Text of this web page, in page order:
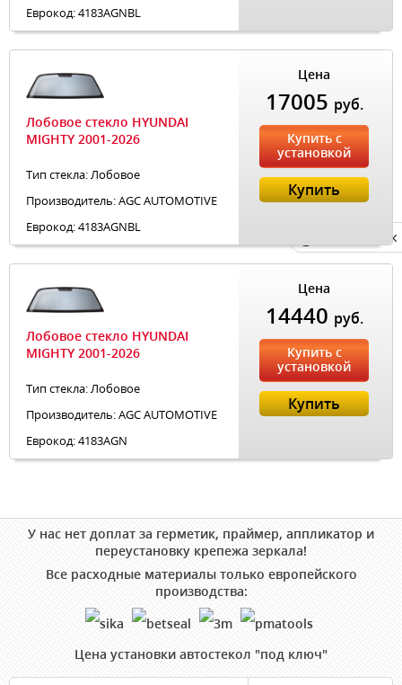
Еврокод: 4183AGNBL
Лобовое стекло HYUNDAI
MIGHTY 2001-2026
Тип стекла: Лобовое
Производитель: AGC AUTOMOTIVE
Еврокод: 4183AGNBL
Цена
17005 руб.
Купить с
установкой
Купить
Лобовое стекло HYUNDAI
MIGHTY 2001-2026
Тип стекла: Лобовое
Производитель: AGC AUTOMOTIVE
Еврокод: 4183AGN
Цена
14440 руб.
Купить с
установкой
Купить
У нас нет доплат за герметик, праймер, аппликатор и
переустановку крепежа зеркала!
Все расходные материалы только европейского
производства:
Цена установки автостекол "под ключ"